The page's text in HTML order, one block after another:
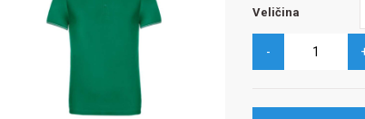
Veličina